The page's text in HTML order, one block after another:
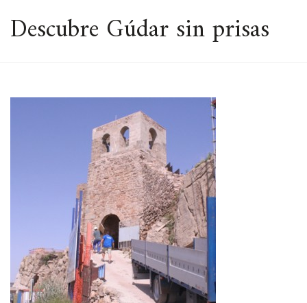
ESPACIO
Descubre Gúdar sin prisas